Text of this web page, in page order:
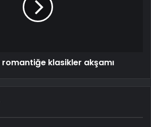
klasikler akşamı